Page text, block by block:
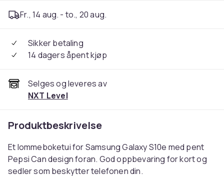
Fr., 14 aug. - to., 20 aug.
Sikker betaling
14 dagers åpent kjøp
Selges og leveres av
NXT Level
Produktbeskrivelse
Et lommeboketui for Samsung Galaxy S10e med pent
Pepsi Can design foran. God oppbevaring for kort og
sedler som beskytter telefonen din.